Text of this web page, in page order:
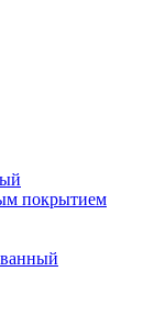
покрытием